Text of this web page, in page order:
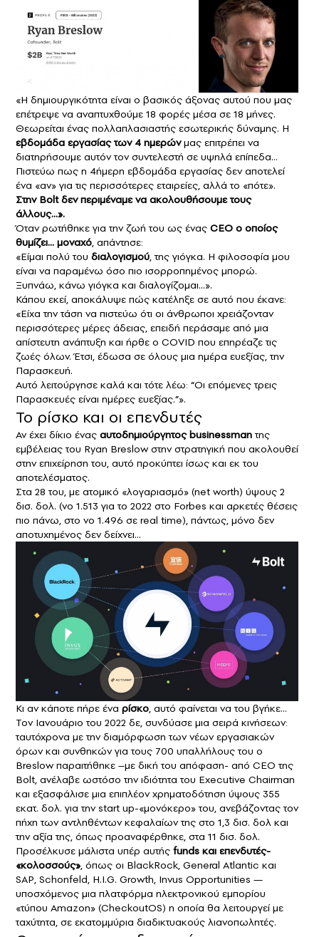
«Η δημιουργικότητα είναι ο βασικός άξονας αυτού που μας
επέτρεψε να αναπτυχθούμε 18 φορές μέσα σε 18 μήνες.
Θεωρείται ένας πολλαπλασιαστής εσωτερικής δύναμης. Η
εβδομάδα εργασίας των 4 ημερώνμας επιτρέπει να
διατηρήσουμε αυτόν τον συντελεστή σε υψηλά επίπεδα…
Πιστεύω πως η 4ήμερη εβδομάδα εργασίας δεν αποτελεί
ένα «αν» για τις περισσότερες εταιρείες, αλλά το «πότε».
Στην Bolt δεν περιμέναμε να ακολουθήσουμε τους
άλλους…».
Όταν ρωτήθηκε για την ζωή του ως ένας CEO ο οποίος
θυμίζει… μοναχό, απάντησε:
«Είμαι πολύ του διαλογισμού, της γιόγκα. Η φιλοσοφία μου
είναι να παραμένω όσο πιο ισορροπημένος μπορώ.
Ξυπνάω, κάνω γιόγκα και διαλογίζομαι…».
Κάπου εκεί, αποκάλυψε πώς κατέληξε σε αυτό που έκανε:
«Είχα την τάση να πιστεύω ότι οι άνθρωποι χρειάζονταν
περισσότερες μέρες άδειας, επειδή περάσαμε από μια
απίστευτη ανάπτυξη και ήρθε ο COVID που επηρέαζε τις
ζωές όλων. Έτσι, έδωσα σε όλους μια ημέρα ευεξίας, την
Παρασκευή.
Αυτό λειτούργησε καλά και τότε λέω: “Οι επόμενες τρεις
Παρασκευές είναι ημέρες ευεξίας.”».
Το ρίσκο και οι επενδυτές
Αν έχει δίκιο ένας αυτοδημιούργητος businessmanτης
εμβέλειας του Ryan Breslow στην στρατηγική που ακολουθεί
στην επιχείρηση του, αυτό προκύπτει ίσως και εκ του
αποτελέσματος.
Στα 28 του, με ατομικό «λογαριασμό» (net worth) ύψους 2
δισ. δολ. (νο 1.513 για το 2022 στο Forbes και αρκετές θέσεις
πιο πάνω, στο νο 1.496 σε real time), πάντως, μόνο δεν
αποτυχημένος δεν δείχνει…
Κι αν κάποτε πήρε ένα ρίσκο, αυτό φαίνεται να του βγήκε…
Τον Ιανουάριο του 2022 δε, συνδύασε μια σειρά κινήσεων:
ταυτόχρονα με την διαμόρφωση των νέων εργασιακών
όρων και συνθηκών για τους 700 υπαλλήλους του ο
Breslow παραιτήθηκε –με δική του απόφαση- από CEO της
Bolt, ανέλαβε ωστόσο την ιδιότητα του Executive Chairman
και εξασφάλισε μια επιπλέον χρηματοδότηση ύψους 355
εκατ. δολ. για την start up-«μονόκερο» του, ανεβάζοντας τον
πήχη των αντληθέντων κεφαλαίων της στο 1,3 δισ. δολ και
την αξία της, όπως προαναφέρθηκε, στα 11 δισ. δολ.
Προσέλκυσε μάλιστα υπέρ αυτής funds και επενδυτές-
«κολοσσούς», όπως οι BlackRock, General Atlantic και
SAP, Schonfeld, H.I.G. Growth, Invus Opportunities —
υποσχόμενος μια πλατφόρμα ηλεκτρονικού εμπορίου
«τύπου Amazon» (CheckoutOS) η οποία θα λειτουργεί με
ταχύτητα, σε εκατομμύρια διαδικτυακούς λιανοπωλητές.